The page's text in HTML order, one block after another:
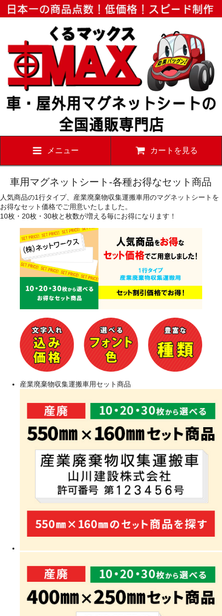
メニュー カートを見る
車用マグネットシート-各種お得なセット商品
人気商品の1行タイプ、産業廃棄物収集運搬車用のマグネットシートを
お得なセット価格でご用意いたしました。
10枚・20枚・30枚と枚数が増える毎にお得になります！
産業廃棄物収集運搬車用セット商品